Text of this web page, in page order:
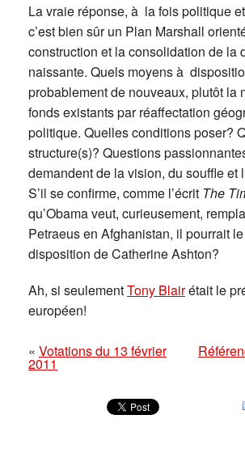
La vraie réponse, à la fois politique
c’est bien sûr un Plan Marshall
construction et la consolidation de la
naissante. Quels moyens à
probablement de nouveaux, plutôt la
fonds existants par réaffectation
politique. Quelles conditions poser?
structure(s)? Questions
demandent de la vision, du souffle et
S’il se confirme, comme l’écrit The
qu’Obama veut, curieusement,
Petraeus en Afghanistan, il pourrait
disposition de Catherine Ashton?
Ah, si seulementTony Blairétait le
européen!
« Votations du 13 février
2011